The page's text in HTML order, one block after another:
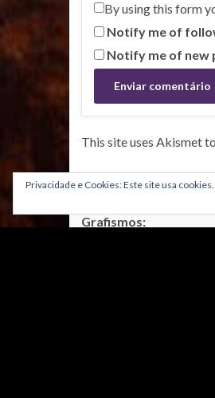
By using this form
Notify me of
Notify me of new
This site uses Akismet
Grafismos:
Privacidade e Cookies: Este site usa